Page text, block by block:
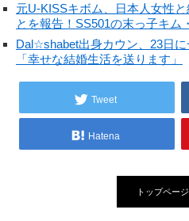
元U-KISSキボム、日本人女性
とを報告！SS501の末っ子キム
Dal☆shabet出身カウン、23日に
「幸せな結婚生活を送ります」
Tweet
Hatena
トップペー